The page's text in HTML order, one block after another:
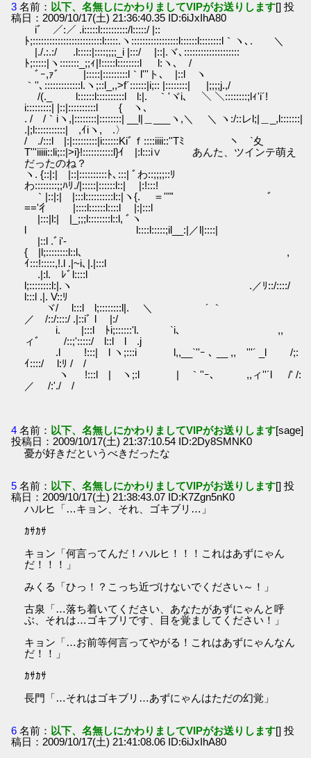
3 名前： 以下、名無しにかわりましてVIPがお送りします[] 投
稿日：2009/10/17(土) 21:36:40.35 ID:6iJxIhA80
iﾞ ／:／ .i:::::l::::::::::/l:::::/ |::
ﾄ;:::::::::::::::::::::::::l:::::.ヽ:::::::::::::::::l::::::l::::::::l｀ヽ､. ＼
|./.:.:/ .l:::::|::::;;;;_i |:::/ |::|.ヾ､::::::::::::::::::::
ﾄ;:::::|ヽ:::::::_;;ｨ|!:::::l::::::::l l:ヽ､ /
ﾞｰ,ｧﾞ |:::::|:::::::::l｀l'''ト､ |::l ヽ
｀''､:::::::::::::l.ヽ;::l_,,>f´::::::|i;:: |::::::::| |;;;;j.,/
/(._ l::::::l::::::::::l l:|. ｀'ヾi､ ＼ ＼::::::::;lｨ'i´!
i:::::::::| |::|::::::::::l { ヽ､
. / /｀iヽ,|::::::::|::::::::| __l|＿___ヽ,＼ ＼ ヽ:/::レl;|＿_,l:::::::|
.|;l:::::::::::| ,ｲiヽ, .〉
/ ./:::l |:|:::::::::|i::::::Kiﾞｆ::::iiii::''Tﾐ ヽ `夊
T'''iiiii::li;::|>i}!:::::::::::l}ｲ |:l:::i∨ あんた、ツインテ萌え
だったのね？
ヽ. {::|:| |::|::::::::::ﾄ､:::| ﾞわ::;;;;::ﾘ
わ::::::::;;ﾊﾘ./|:::::|::::::l::| |:!:::!
｀|::|:| |:::l::::::::::l::|ヽ{. ゞ＝''"' ﾞゞ
=='彳 |::::l::::::l::::l |:|:::l
|:::|l:| |_;;;l::::::::l::l, ﾞヽ
l l::::l:::::;il__:|／l|::::|
|::l .ﾞi'-
{ |l;::::::::l::l､ ,
ｲ:::!:::::,!.l .|~i､|.|:::l
.|:l. ﾚﾞl::::l
l;::::::::l:|.ヽ .／ﾘ::/::::/
l:::l .|. V::ﾘ
ヾ/ l:::l l;::::::::l|. ＼ ´ ｀
／ /::/::::/ .|::iﾞ l |:/
i. |:::l ﾄi;::::::'l. `i､ ,,
ィﾞ /::;':::::/ l::l l .j
.l !:::| l ヽ;:::i l,,__`''ｰ ､ __ ,, '''´ _l /;:
ｲ::::/ l:ﾘ / /
ヽ !:::l | ヽ;:l | ｀''ｰ､ ,,ィ''´l /' /:
／ /:'./ /
4 名前： 以下、名無しにかわりましてVIPがお送りします[sage]
投稿日：2009/10/17(土) 21:37:10.54 ID:2Dy8SMNK0
憂が好きだというべきだったな
5 名前： 以下、名無しにかわりましてVIPがお送りします[] 投
稿日：2009/10/17(土) 21:38:43.07 ID:K7Zgn5nK0
ハルヒ「…キョン、それ、ゴキブリ…」
ｶｻｶｻ
キョン「何言ってんだ！ハルヒ！！！これはあずにゃん
だ！！！」
みくる「ひっ！？こっち近づけないでください～！」
古泉「…落ち着いてください、あなたがあずにゃんと呼
ぶ、それは…ゴキブリです、目を覚ましてください！」
キョン「…お前等何言ってやがる！これはあずにゃんなん
だ！！」
ｶｻｶｻ
長門「…それはゴキブリ…あずにゃんはただの幻覚」
6 名前： 以下、名無しにかわりましてVIPがお送りします[] 投
稿日：2009/10/17(土) 21:41:08.06 ID:6iJxIhA80